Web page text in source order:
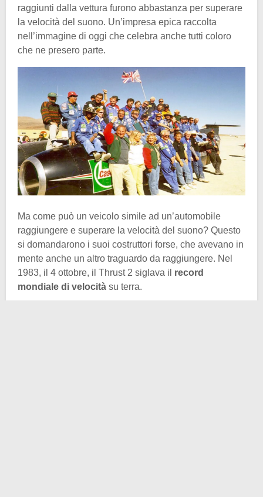
raggiunti dalla vettura furono abbastanza per superare
la velocità del suono. Un’impresa epica raccolta
nell’immagine di oggi che celebra anche tutti coloro
che ne presero parte.
Ma come può un veicolo simile ad un’automobile
raggiungere e superare la velocità del suono? Questo
si domandarono i suoi costruttori forse, che avevano in
mente anche un altro traguardo da raggiungere. Nel
1983, il 4 ottobre, il Thrust 2 siglava il record
mondiale di velocità su terra.